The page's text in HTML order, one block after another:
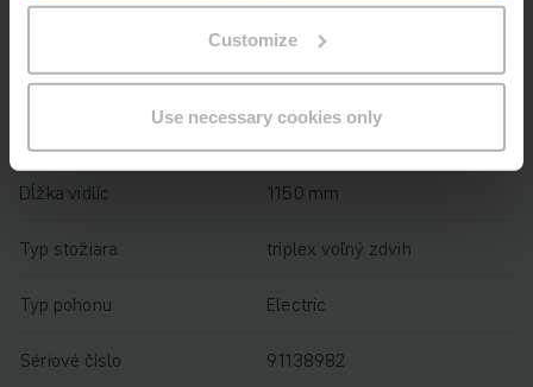
Customize
Use necessary cookies only
Prevádzkové hodiny 5306 h
Dĺžka vidlíc 1150 mm
Typ stožiara triplex voľný zdvih
Typ pohonu Electric
Sériové číslo 91138982